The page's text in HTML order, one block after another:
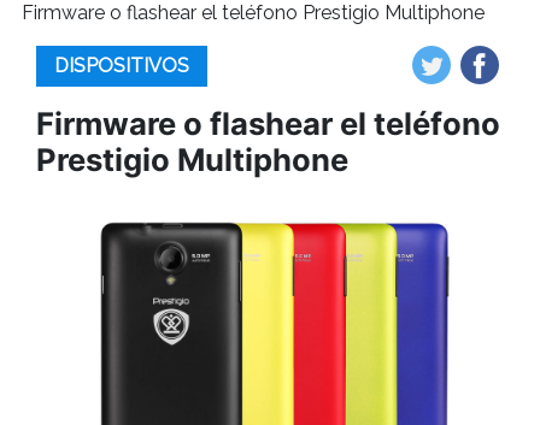
Firmware o flashear el teléfono Prestigio Multiphone
DISPOSITIVOS
Firmware o flashear el teléfono
Prestigio Multiphone